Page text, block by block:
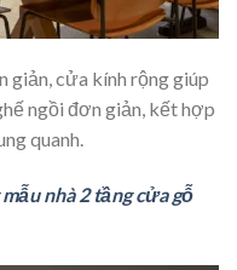
giản, cửa kính rộng giúp
ngồi đơn giản, kết hợp
quanh.
nhà 2 tầng cửa gỗ